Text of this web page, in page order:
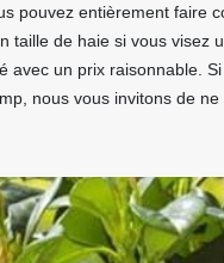
pouvez entièrement faire
taille de haie si vous visez
avec un prix raisonnable.
nous vous invitons de